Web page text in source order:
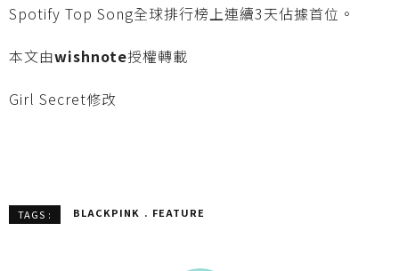
Spotify Top Song全球排行榜上連續3天佔據首位。
本文由wishnote授權轉載
Girl Secret修改
TAGS : BLACKPINK FEATURE